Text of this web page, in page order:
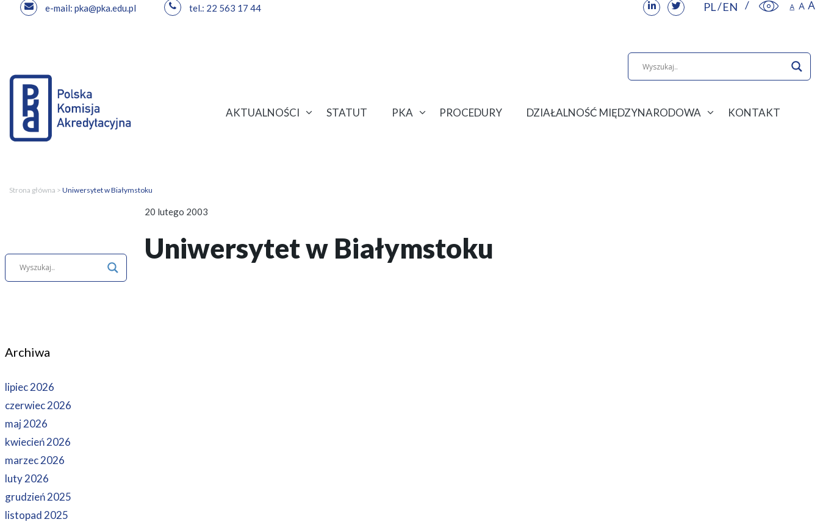
e-mail: pka@pka.edu.pl tel.: 22 563 17 44 PL EN
AKTUALNOŚCI STATUT PKA PROCEDURY DZIAŁALNOŚĆ MIĘDZYNARODOWA KONTAKT
Strona główna > Uniwersytet w Białymstoku
20 lutego 2003
Uniwersytet w Białymstoku
Archiwa
lipiec 2026
czerwiec 2026
maj 2026
kwiecień 2026
marzec 2026
luty 2026
grudzień 2025
listopad 2025